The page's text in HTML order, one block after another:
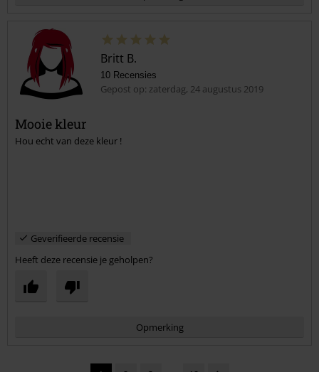
Commentaar versturen
Britt B.
10 Recensies
Gepost op: zaterdag, 24 augustus 2019
Mooie kleur
Hou echt van deze kleur !
Geverifieerde recensie
Heeft deze recensie je geholpen?
Opmerking